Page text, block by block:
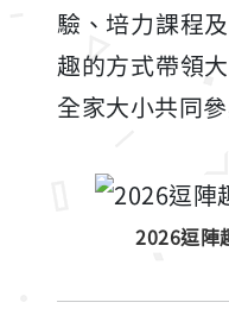
驗、培力課程
趣的方式帶領
全家大小共同參
2026逗陣